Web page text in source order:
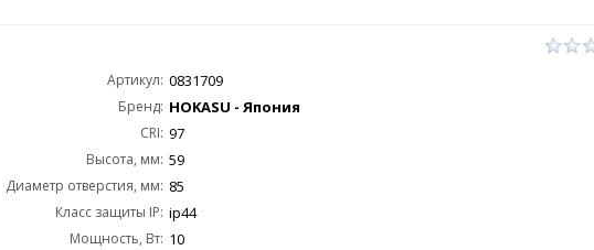
Артикул: 0831709
Бренд: HOKASU - Япония
CRI: 97
Высота, мм: 59
Диаметр отверстия, мм: 85
Класс защиты IP: ip44
Мощность, Вт: 10